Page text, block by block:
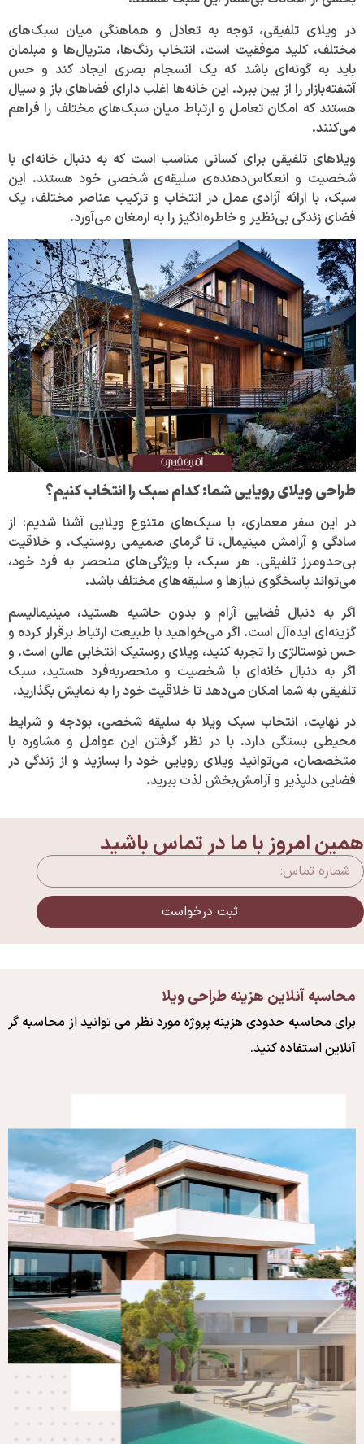
در ویلای تلفیقی، توجه به تعادل و هماهنگی میان سبک‌های
مختلف، کلید موفقیت است. انتخاب رنگ‌ها، متریال‌ها و مبلمان
باید به گونه‌ای باشد که یک انسجام بصری ایجاد کند و حس
آشفته‌بازار را از بین ببرد. این خانه‌ها اغلب دارای فضاهای باز و سیال
هستند که امکان تعامل و ارتباط میان سبک‌های مختلف را فراهم
می‌کنند.
ویلاهای تلفیقی برای کسانی مناسب است که به دنبال خانه‌ای با
شخصیت و انعکاس‌دهنده‌ی سلیقه‌ی شخصی خود هستند. این
سبک، با ارائه آزادی عمل در انتخاب و ترکیب عناصر مختلف، یک
فضای زندگی بی‌نظیر و خاطره‌انگیز را به ارمغان می‌آورد.
طراحی ویلای رویایی شما: کدام سبک را انتخاب کنیم؟
در این سفر معماری، با سبک‌های متنوع ویلایی آشنا شدیم: از
سادگی و آرامش مینیمال، تا گرمای صمیمی روستیک، و خلاقیت
بی‌حدومرز تلفیقی. هر سبک، با ویژگی‌های منحصر به فرد خود،
می‌تواند پاسخگوی نیازها و سلیقه‌های مختلف باشد.
اگر به دنبال فضایی آرام و بدون حاشیه هستید، مینیمالیسم
گزینه‌ای ایده‌آل است. اگر می‌خواهید با طبیعت ارتباط برقرار کرده و
حس نوستالژی را تجربه کنید، ویلای روستیک انتخابی عالی است. و
اگر به دنبال خانه‌ای با شخصیت و منحصربه‌فرد هستید، سبک
تلفیقی به شما امکان می‌دهد تا خلاقیت خود را به نمایش بگذارید.
در نهایت، انتخاب سبک ویلا به سلیقه شخصی، بودجه و شرایط
محیطی بستگی دارد. با در نظر گرفتن این عوامل و مشاوره با
متخصصان، می‌توانید ویلای رویایی خود را بسازید و از زندگی در
فضایی دلپذیر و آرامش‌بخش لذت ببرید.
امروز با ما در تماس باشید
ثبت درخواست
محاسبه آنلاین هزینه طراحی ویلا
برای محاسبه حدودی هزینه پروژه مورد نظر می توانید از محاسبه گر
آنلاین استفاده کنید.